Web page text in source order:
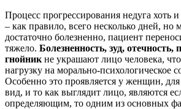
Процесс прогрессирования недуга хоть
– как правило, всего несколько дней, но
достаточно болезненно, пациент
тяжело. Болезненность, зуд, отечность,
гнойник не украшают лицо человека,
нагрузку на морально-психологическое
Особенно это проявляется у женщин,
вид, и то как выглядит лицо, являются
определяющим, то одним из основных